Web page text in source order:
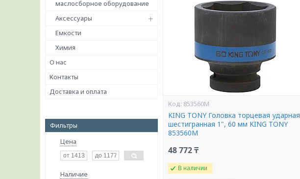
маслосборное оборудование
Аксессуары
Емкости
Химия
О нас
Контакты
Доставка и оплата
Фильтры
Цена
Наличие
853560M
KING TONY Головка торцевая ударная
шестигранная 1", 60 мм KING TONY
853560M
48 772 ₸
В наличии